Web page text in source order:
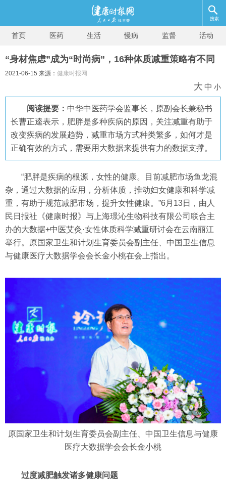
搜索
首页 医药 生活 慢病 监督 活动
“身材焦虑”成为“时尚病”，16种体质减重策略有不同
2021-06-15 来源： 健康时报网
大 中 小
阅读提要： 中华中医药学会监事长，原副会长兼秘书
长曹正逵表示，肥胖是多种疾病的原因，关注减重有助于
改变疾病的发展趋势，减重市场方式种类繁多，如何才是
正确有效的方式，需要用大数据来提供有力的数据支撑。
“肥胖是疾病的根源，女性的健康。目前减肥市场鱼龙混
杂，通过大数据的应用，分析体质，推动妇女健康和科学减
重，有助于规范减肥市场，提升女性健康。”6月13日，由人
民日报社《健康时报》与上海璟沁生物科技有限公司联合主
办的大数据+中医艾灸·女性体质科学减重研讨会在云南丽江
举行。原国家卫生和计划生育委员会副主任、中国卫生信息
与健康医疗大数据学会会长金小桃在会上指出。
原国家卫生和计划生育委员会副主任、中国卫生信息与健康
医疗大数据学会会长金小桃
过度减肥触发诸多健康问题